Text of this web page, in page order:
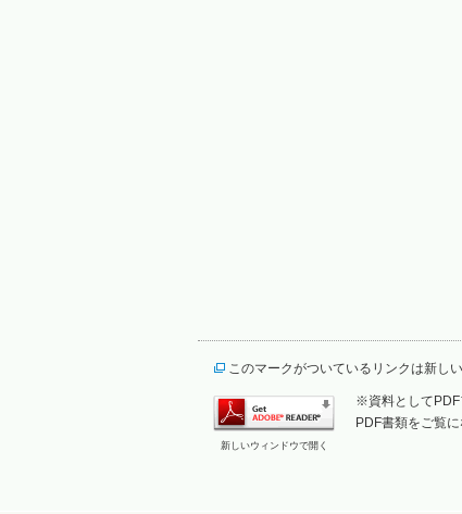
このマークがついているリンクは新し
新しいウィンドウで開く
※資料としてPDF
PDF書類をご覧